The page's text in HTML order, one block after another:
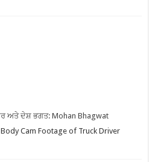
ਅਤੇ ਦੇਸ਼ ਭਗਤ: Mohan Bhagwat
Cam Footage of Truck Driver